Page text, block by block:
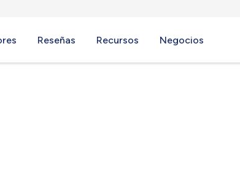
Reseñas Recursos Negocios